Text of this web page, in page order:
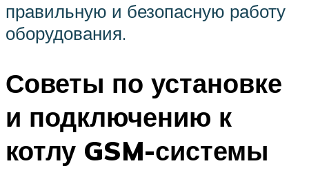
правильную и безопасную работу
оборудования.
Советы по установке
и подключению к
котлу GSM-системы